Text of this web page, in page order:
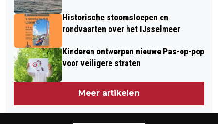
Historische stoomsloepen en
rondvaarten over het IJsselmeer
Kinderen ontwerpen nieuwe Pas-op-pop
voor veiligere straten
Meer artikelen